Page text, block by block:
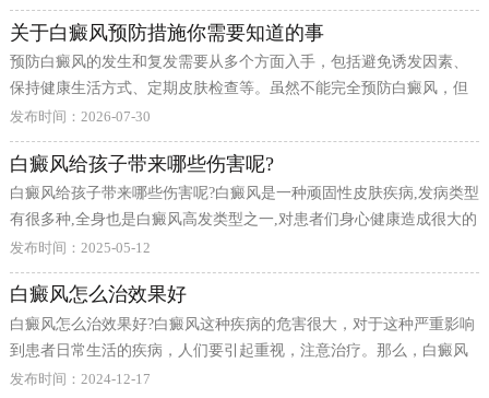
式、定期关注皮肤变化，做到早发现、早干预即可。适度的体育锻炼
可以增强体质、改善微循环、
关于白癜风预防措施你需要知道的事
预防白癜风的发生和复发需要从多个方面入手，包括避免诱发因素、
保持健康生活方式、定期皮肤检查等。虽然不能完全预防白癜风，但
采取适当措施可以有效降低发病风险，减少疾病对生活的影响，提高
生活质量和健康水平。 避免皮肤外伤是重要的预防措施之一。外伤可
能诱发同形反应，导致新的白斑在伤口处出现。在进行可能损伤皮肤
的活动时，应注意做好防护，如戴手套、穿防护服、使用护具等，减
少皮肤受到物理损伤的机会，保护皮肤完整性。 防晒也是预防的重要
环节。过度日晒可能损伤黑色素细胞，诱发或加重白癜风。外出时应
做好防晒措施，避免长时间暴晒，特别是在紫外线强烈的中午时段，
应尽量减少户外活动。合理使用防晒霜和物理防晒措施可以有效保护
皮肤，减少紫外线伤害。 保持心理健康对预防白癜风很重要。长期的
精神压力、情绪波动可能影响免疫系统功能，增加发病风险。学会压
力管理，保持乐观心态，适当运动和放松，有助于维护身心健
发布时间：2026-07-30
白癜风给孩子带来哪些伤害呢?
白癜风给孩子带来哪些伤害呢?白癜风是一种顽固性皮肤疾病,发病类型
有很多种,全身也是白癜风高发类型之一,对患者们身心健康造成很大的
伤害,更对患者们的心理上造成很大的打击。那么,白癜风给孩子带来哪
些伤害呢?
发布时间：2025-05-12
白癜风怎么治效果好
白癜风怎么治效果好?白癜风这种疾病的危害很大，对于这种严重影响
到患者日常生活的疾病，人们要引起重视，注意治疗。那么，白癜风
怎么治效果好?
发布时间：2024-12-17